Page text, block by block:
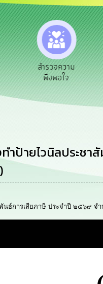
สำรวจความ
พึงพอใจ
ำป้ายไวนิลประช
ธ์การเสียภาษี ประจำปี ๒๕๖๙ จำ